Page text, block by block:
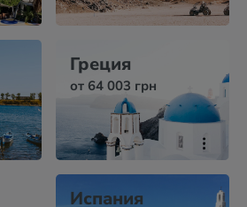
Греция
от 64 003 грн
Испания